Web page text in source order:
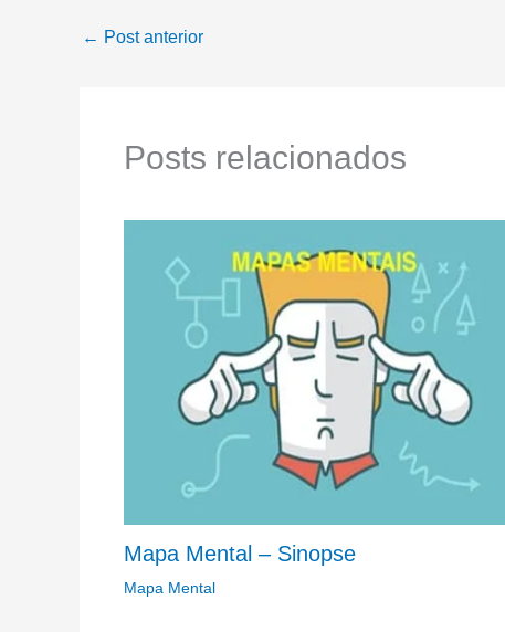
← Post anterior
Posts relacionados
Mapa Mental – Sinopse
Mapa Mental